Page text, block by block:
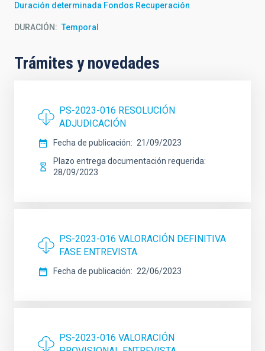
Duración determinada Fondos Recuperación
DURACIÓN Temporal
Trámites y novedades
PS-2023-016 RESOLUCIÓN
ADJUDICACIÓN
Fecha de publicación
21/09/2023
Plazo entrega documentación requerida
28/09/2023
PS-2023-016 VALORACIÓN DEFINITIVA
FASE ENTREVISTA
Fecha de publicación 22/06/2023
PS-2023-016 VALORACIÓN